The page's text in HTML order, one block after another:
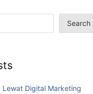
Search
Lewat Digital Marketing